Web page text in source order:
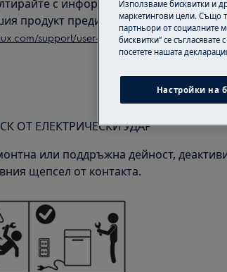
с информацията за
продукт преди всяка ремонтна или
support/user-manuals/
ОТ ЕЛЕКТРИЧЕСКИ УДАР
или поддръжна дейност,
щепсел от контакта.
Използваме бисквитки и
маркетингови цели. Също
партньори от социалните
бисквитки“ се
посетете нашата
Настройки на